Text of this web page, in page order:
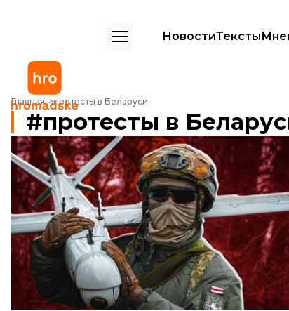
НовостиТексты
Главная протесты в Беларуси
протесты в